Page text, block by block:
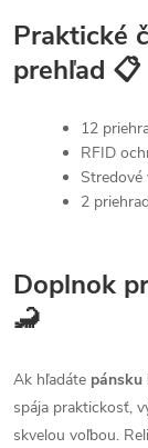
Praktické
prehľad 📋
12
RFID
Stredové
2
Doplnok
🦂
Ak hľadáte pánsku
spája praktickosť,
skvelou voľbou.